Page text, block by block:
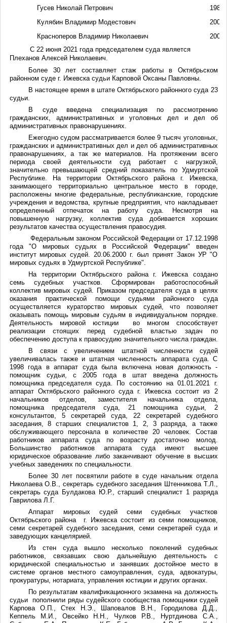
Гусев Николай Петрович
1989
Кулябин Владимир Модестович
2000
Красноперов Владимир Николаевич
2008
С 22 июня 2021 года председателем суда является
Плеханов Алексей Николаевич.
Более 30 лет составляет стаж работы в Октябрьском
районном суде г. Ижевска судьи Карповой Оксаны Павловны.
В настоящее время в штате Октябрьского районного суда 23
судьи.
В суде введена специализация по рассмотрению
гражданских, административных и уголовных дел и дел об
административных правонарушениях.
Ежегодно судом рассматривается более 9 тысяч уголовных,
гражданских и административных дел и дел об административных
правонарушениях, а так же материалов. На протяжении всего
периода своей деятельности суд работает с нагрузкой,
значительно превышающей средний показатель по Удмуртской
Республике. На территории Октябрьского района г. Ижевска,
занимающего территориально центральное место в городе,
расположены многие федеральные, республиканские, городские
учреждения и ведомства, крупные предприятия, что накладывает
определенный отпечаток на работу суда. Несмотря на
повышенную нагрузку, коллектив суда добивается хороших
результатов качества осуществления правосудия.
Федеральным законом Российской Федерации от 17.12.1998
года "О мировых судьях в Российской Федерации" введен
институт мировых судей. 20.06.2000 г. был принят Закон УР "О
мировых судьях в Удмуртской Республике".
На территории Октябрьского района г. Ижевска создано
семь судебных участков. Сформирован работоспособный
коллектив мировых судей. Приказом председателя суда в целях
оказания практической помощи судьями районного суда
осуществляется кураторство мировых судей, что позволяет
оказывать помощь мировым судьям в индивидуальном порядке.
Деятельность мировой юстиции во многом способствует
реализации стоящих перед судебной властью задач по
обеспечению доступа к правосудию значительного числа граждан.
В связи с увеличением штатной численности судей
увеличивалась также и штатная численность аппарата суда. С
1998 года в аппарат суда была включена новая должность -
помощник судьи, с 2005 года в штат введена должность
помощника председателя суда. По состоянию на 01.01.2021 г.
аппарат Октябрьского районного суда г. Ижевска состоит из 2
начальников отделов, заместителя начальника отдела,
помощника председателя суда, 21 помощника судьи, 2
консультантов, 5 секретарей суда, 22 секретарей судебного
заседания, 8 старших специалистов 1, 2, 3 разряда, а также
обслуживающего персонала в количестве 20 человек. Состав
работников аппарата суда по возрасту достаточно молод.
Большинство работников аппарата суда имеют высшее
юридическое образование либо заканчивают обучение в высших
учебных заведениях по специальности.
Более 30 лет посвятили работе в суде начальник отдела
Николаева О.В., секретарь судебного заседания Штенникова Т.Л.,
секретарь суда Булдакова Ю.Р., старший специалист 1 разряда
Гаврилова Л.Г.
Аппарат мировых судей семи судебных участков
Октябрьского района г. Ижевска состоит из семи помощников,
семи секретарей судебного заседания, семи секретарей суда и
заведующих канцелярией.
Из стен суда вышло несколько поколений судебных
работников, связавших свою дальнейшую деятельность с
юридической специальностью и занявших достойное место в
системе органов местного самоуправления, суда, адвокатуры,
прокуратуры, нотариата, управления юстиции и других органах.
По результатам квалификационного экзамена на должность
судьи пополнили ряды судейского сообщества помощники судей
Карпова О.П., Стех Н.Э., Шаповалов В.Н., Городилова Д.Д.,
Кеппель М.И., Овсейко Н.Н., Чулков Р.В., Нуртдинова С.А.,